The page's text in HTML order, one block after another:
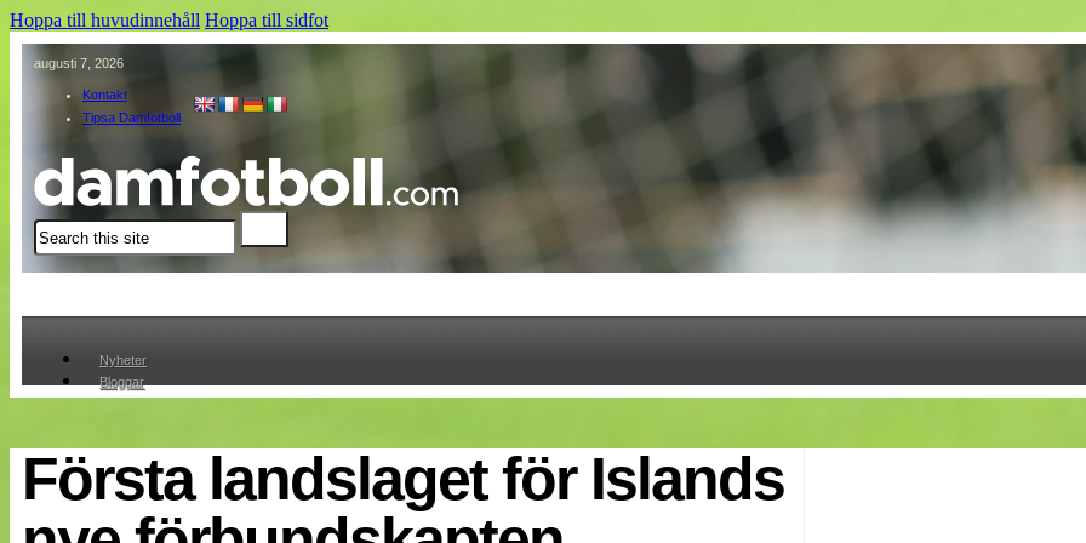
Hoppa till huvudinnehåll Hoppa till sidfot
augusti 7, 2026
Kontakt
Tipsa Damfotboll
Sök
Nyheter
Bloggar
Cuper
Medlemmar
Medlemsbilder
Om oss
Första landslaget för Islands